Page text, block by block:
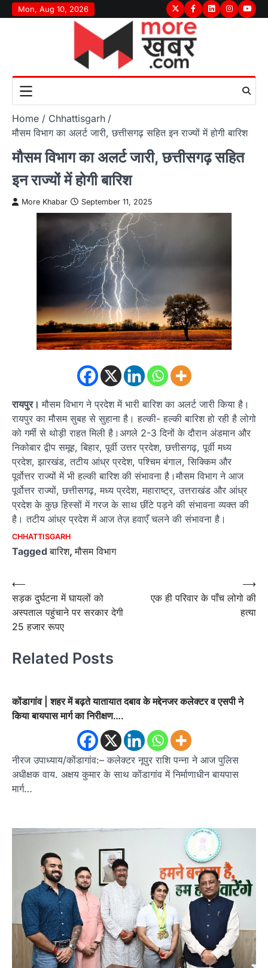
Skip
to
Mon, Aug 10, 2026 TwitterFacebook
LinkedInInstagram
Home
Chhattisgarh
मौसम विभाग का अलर्ट जारी, छत्तीसगढ़ सहित इन राज्यों में होगी बारिश
मौसम विभाग का अलर्ट जारी, छत्तीसगढ़ सहित
इन राज्यों में होगी बारिश
More Khabar September 11, 2025
रायपुर।मौसम विभाग ने प्रदेश में भारी बारिश का अलर्ट जारी किया है।
रायपुर का मौसम सुबह से सुहाना है। हल्की- हल्की बारिश हो रही है लोगो
को गर्मी से थोड़ी राहत मिली है।अगले 2-3 दिनों के दौरान अंडमान और
निकोबार द्वीप समूह, बिहार, पूर्वी उत्तर प्रदेश, छत्तीसगढ़, पूर्वी मध्य
प्रदेश, झारखंड, तटीय आंध्र प्रदेश, पश्चिम बंगाल, सिक्किम और
पूर्वोत्तर राज्यों में भी हल्की बारिश की संभावना है।मौसम विभाग ने आज
पूर्वोत्तर राज्यों, छत्तीसगढ़, मध्य प्रदेश, महाराष्ट्र, उत्तराखंड और आंध्र
प्रदेश के कुछ हिस्सों में गरज के साथ छींटे पड़ने की संभावना व्यक्त की
है। तटीय आंध्र प्रदेश में आज तेज़ हवाएँ चलने की संभावना है।
CHHATTISGARH
Taggedबारिश,मौसम विभाग
Post
navigation
⟵
सड़क दुर्घटना में घायलों को
अस्पताल पहुंचाने पर सरकार देगी
25 हजार रूपए
एक ही परिवार के पाँच लोगो की
हत्या
⟶
Related Posts
कोंडागांव | शहर में बढ़ते यातायात दबाव के मद्देनजर कलेक्टर व एसपी ने
किया बायपास मार्ग का निरीक्षण….
नीरज उपाध्याय/कोंडागांव:– कलेक्टर नूपुर राशि पन्ना ने आज पुलिस
अधीक्षक वाय. अक्षय कुमार के साथ कोंडागांव में निर्माणाधीन बायपास
मार्ग…